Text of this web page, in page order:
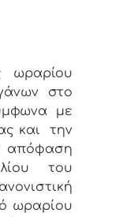
ωραρίου
στο
με
και την
απόφαση
του
ωραρίου